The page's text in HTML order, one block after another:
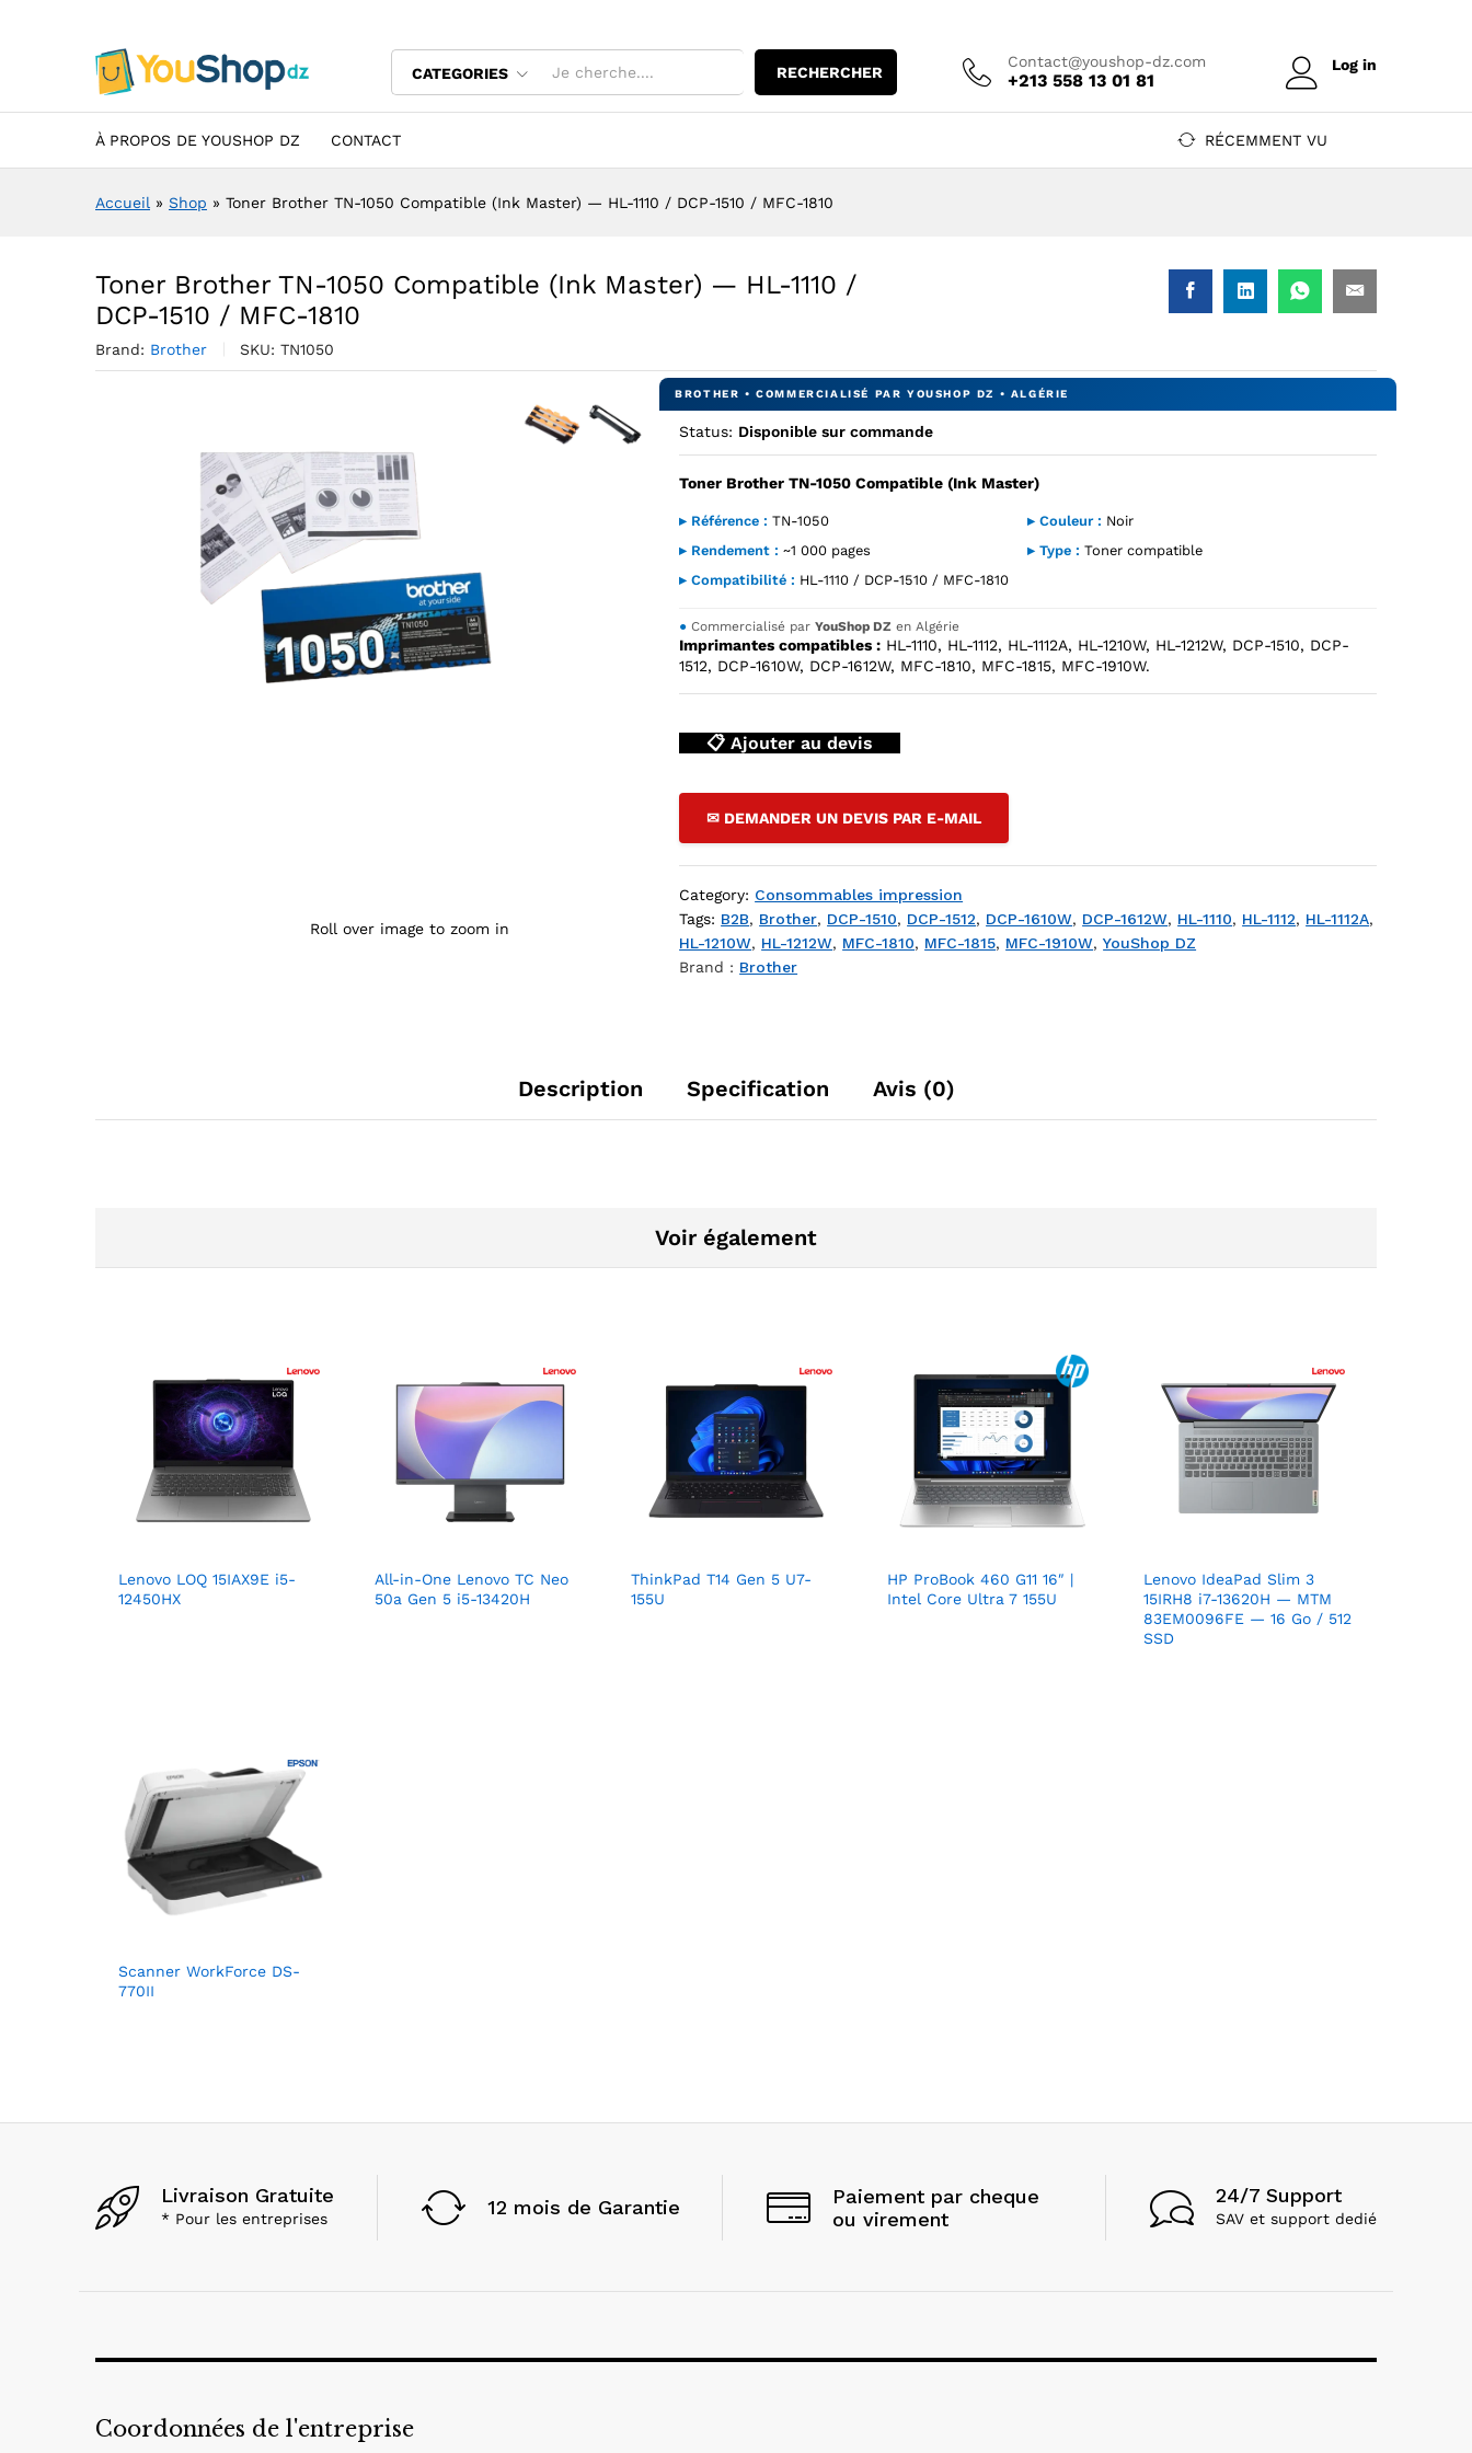
CATEGORIES RECHERCHER
Contact@youshop-dz.com
+213 558 13 01 81
Log in
À PROPOS DE YOUSHOP DZ CONTACT RÉCEMMENT VU
Accueil » Shop » Toner Brother TN-1050 Compatible (Ink Master) — HL-1110 / DCP-1510 / MFC-1810
Toner Brother TN-1050 Compatible (Ink Master) — HL-1110 /
DCP-1510 / MFC-1810
Brand: Brother SKU: TN1050
Agrandir l’image : Toner Brother TN-1050 Compatible (Ink Master) — HL-1110 / DCP-1510 / MFC-1810 — YouShop DZ
Roll over image to zoom in
Status: Disponible sur commande
Toner Brother TN-1050 Compatible (Ink Master)
▸ Référence : TN-1050 ▸ Couleur : Noir
▸ Rendement : ~1 000 pages ▸ Type : Toner compatible
▸ Compatibilité : HL-1110 / DCP-1510 / MFC-1810
● Commercialisé parYouShop DZ en Algérie
Imprimantes compatibles : HL-1110, HL-1112, HL-1112A, HL-1210W, HL-1212W, DCP-1510, DCP-
1512, DCP-1610W, DCP-1612W, MFC-1810, MFC-1815, MFC-1910W.
📋 Ajouter au devis
✉ DEMANDER UN DEVIS PAR E-MAIL
Category: Consommables impression
Tags: B2B, Brother, DCP-1510, DCP-1512, DCP-1610W, DCP-1612W, HL-1110, HL-1112, HL-1112A,
HL-1210W, HL-1212W, MFC-1810, MFC-1815, MFC-1910W,YouShop DZ
Brand : Brother
Description Specification Avis (0)
Voir également
Lenovo LOQ 15IAX9E i5-
12450HX
All-in-One Lenovo TC Neo
50a Gen 5 i5-13420H
ThinkPad T14 Gen 5 U7-
155U
HP ProBook 460 G11 16″ |
Intel Core Ultra 7 155U
Lenovo IdeaPad Slim 3
15IRH8 i7-13620H — MTM
83EM0096FE — 16 Go / 512
SSD
Scanner WorkForce DS-
770II
Livraison Gratuite
* Pour les entreprises 12 mois de Garantie
Paiement par cheque
ou virement
24/7 Support
SAV et support dedié
Coordonnées de l'entreprise
Avis (0)